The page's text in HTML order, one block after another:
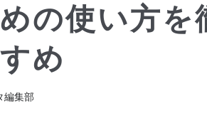
の使い方を
め
編集部